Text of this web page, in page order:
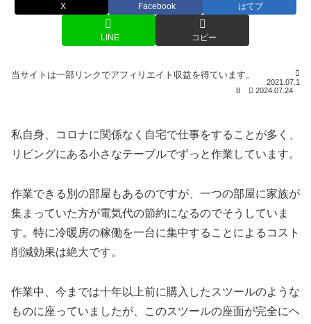
X Facebook はてブ
LINE コピー
2021.07.1
8
2024.07.24
私自身、コロナに関係なく自宅で仕事をすることが多く、
リビングにある小さなテーブルでずっと作業しています。
作業できる別の部屋もあるのですが、一つの部屋に家族が
集まっていた方が電気代の節約になるのでそうしていま
す。特に冷暖房の稼働を一台に集中することによるコスト
削減効果は絶大です。
作業中、今までは十年以上前に購入したスツールのような
ものに座っていましたが、このスツールの座面が完全にヘ